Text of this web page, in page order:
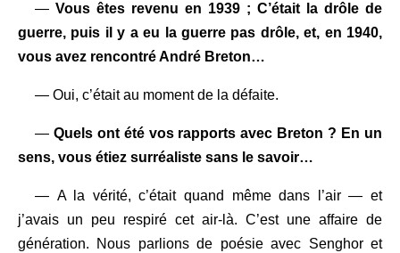
— Vous êtes revenu en 1939 ; C’était la drôle de
guerre, puis il y a eu la guerre pas drôle, et, en 1940,
vous avez rencontré André Breton…
— Oui, c’était au moment de la défaite.
— Quels ont été vos rapports avec Breton ? En un
sens, vous étiez surréaliste sans le savoir…
— A la vérité, c’était quand même dans l’air — et
j’avais un peu respiré cet air-là. C’est une affaire de
génération. Nous parlions de poésie avec Senghor et